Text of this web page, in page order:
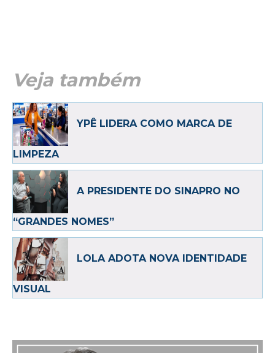
Veja também
YPÊ LIDERA COMO MARCA DE
LIMPEZA
A PRESIDENTE DO SINAPRO NO
“GRANDES NOMES”
LOLA ADOTA NOVA IDENTIDADE
VISUAL